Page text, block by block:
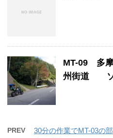
MT-09 多
州街道 ソ
PREV
30分の作業でMT-03の